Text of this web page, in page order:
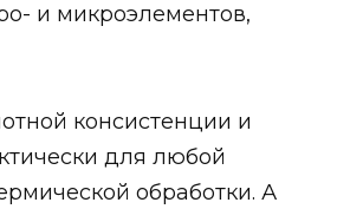
и микроэлементов,
консистенции и
для любой
обработки. А